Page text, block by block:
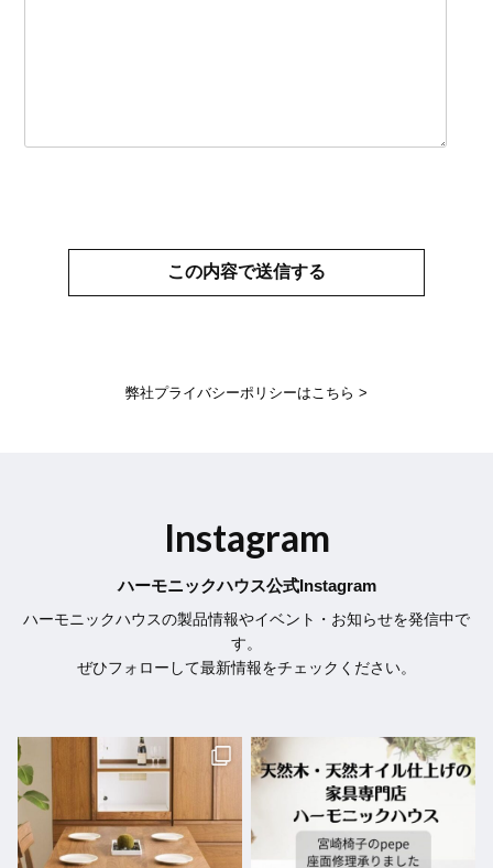
弊社プライバシーポリシーはこちら >
Instagram
ハーモニックハウス公式Instagram
ハーモニックハウスの製品情報やイベント・お知らせを発信中で
す。
ぜひフォローして最新情報をチェックください。